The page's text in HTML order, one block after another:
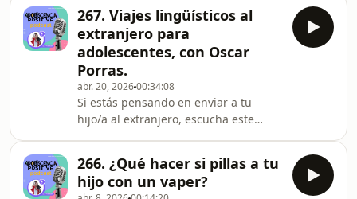
reducción d
en empresas como Warner Lambert,
Danone, PepsiCo y Mead Johnson,
Enrique Molina encontró en la
orientación vocacional el problema
que quería resolver: jóvenes que se
equivocan en su elección de carrera
creyendo que elegían bien por
hacerlo con un proceso que está cas
267. Viajes lingüísticos al
extranjero para
adolescentes, con Oscar
Porras.
abr. 20, 202600:34:08
Si estás pensando en enviar a tu
hijo/a al extranjero, escucha este
impulsada por Educatius Group,
grupo educativo internacional de
266. ¿Qué hacer si pillas a tu
hijo con un vaper?